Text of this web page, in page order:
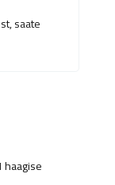
saate
haagise